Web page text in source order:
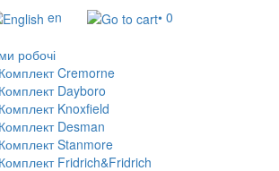
en
• 0
робочі
Комплект Cremorne
Комплект Dayboro
Комплект Knoxfield
Комплект Desman
Комплект Stanmore
Комплект Fridrich&Fridrich